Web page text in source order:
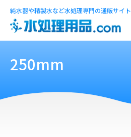
純水器や精製水など水処理専門の通販サイト
250mm